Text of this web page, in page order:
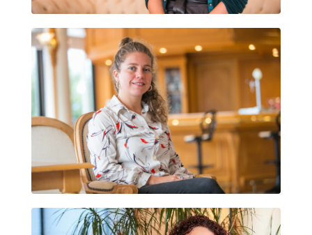
GISELA CARRASCO